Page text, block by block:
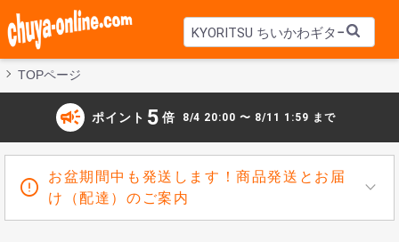
TOPページ
campaign ポイント 5 倍 8/4 20:00 〜 8/11 1:59 まで
お盆期間中も発送します！商品発送とお届
け（配達）のご案内